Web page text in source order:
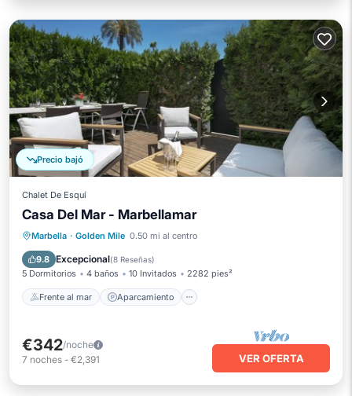
Precio bajó
Chalet De Esquí
Casa Del Mar - Marbellamar
Marbella · Golden Mile 0.50 mi al centro
9.8 Excepcional(8 Reseñas)
5 Dormitorios 4 baños 10 Invitados 2282 pies²
Frente al mar Aparcamiento
Frente al mar Aparcamiento
Vista al mar
€342/noche
7 noches - €2,391 VER OFERTA